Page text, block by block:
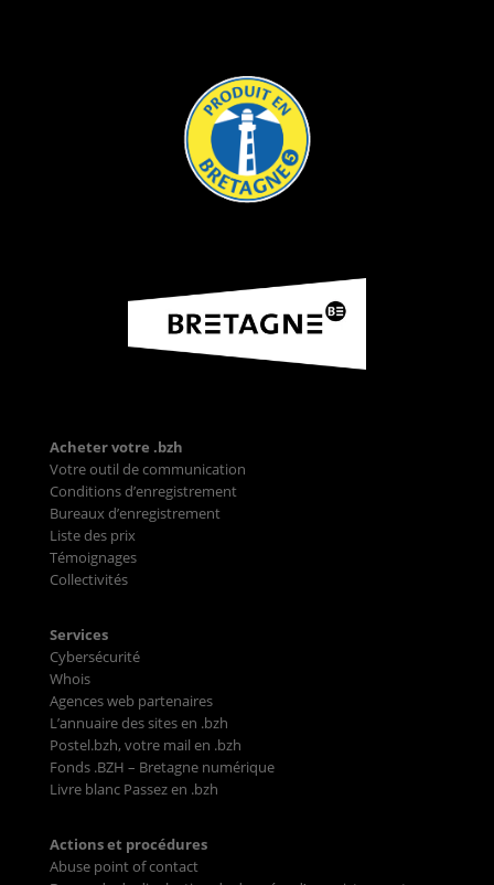
Acheter votre .bzh
Votre outil de communication
Conditions d’enregistrement
Bureaux d’enregistrement
Liste des prix
Témoignages
Collectivités
Services
Cybersécurité
Whois
Agences web partenaires
L’annuaire des sites en .bzh
Postel.bzh, votre mail en .bzh
Fonds .BZH – Bretagne numérique
Livre blanc Passez en .bzh
Actions et procédures
Abuse point of contact